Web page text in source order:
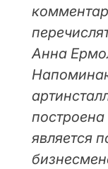
Анна
является